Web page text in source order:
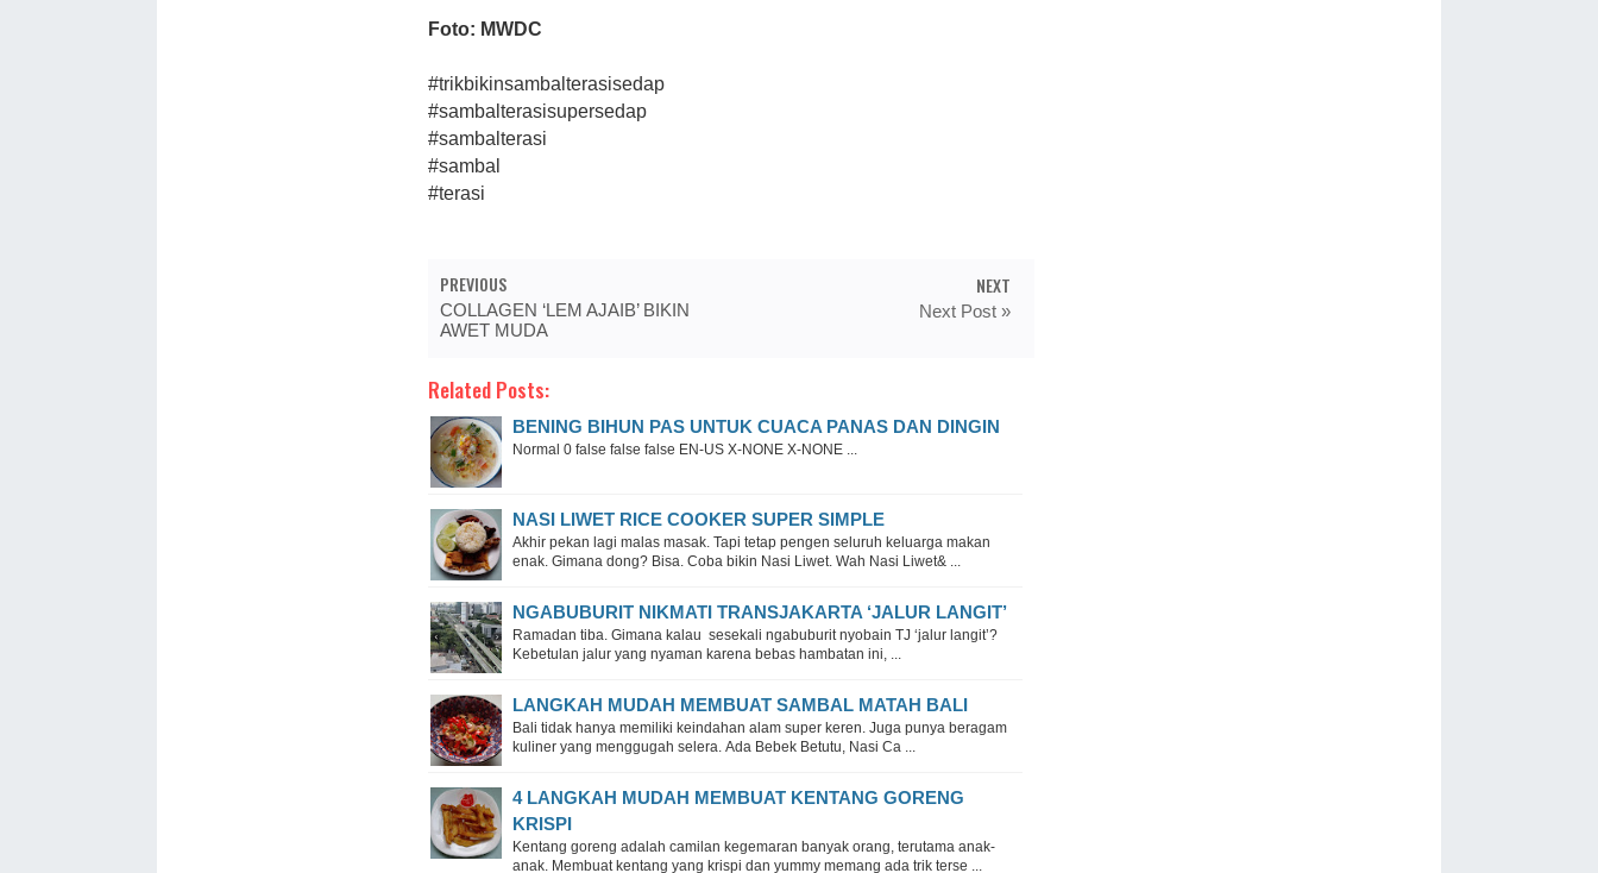
Foto: MWDC
#trikbikinsambalterasisedap
#sambalterasisupersedap
#sambalterasi
#sambal
#terasi
PREVIOUS
COLLAGEN ‘LEM AJAIB’ BIKIN
AWET MUDA
NEXT
Next Post »
Related Posts:
BENING BIHUN PAS UNTUK CUACA PANAS DAN DINGIN
Normal 0 false false false EN-US X-NONE X-NONE ...
NASI LIWET RICE COOKER SUPER SIMPLE
Akhir pekan lagi malas masak. Tapi tetap pengen seluruh keluarga makan
enak. Gimana dong? Bisa. Coba bikin Nasi Liwet. Wah Nasi Liwet& ...
NGABUBURIT NIKMATI TRANSJAKARTA ‘JALUR LANGIT’
Ramadan tiba. Gimana kalau sesekali ngabuburit nyobain TJ ‘jalur langit’?
Kebetulan jalur yang nyaman karena bebas hambatan ini, ...
LANGKAH MUDAH MEMBUAT SAMBAL MATAH BALI
Bali tidak hanya memiliki keindahan alam super keren. Juga punya beragam
kuliner yang menggugah selera. Ada Bebek Betutu, Nasi Ca ...
4 LANGKAH MUDAH MEMBUAT KENTANG GORENG
KRISPI
Kentang goreng adalah camilan kegemaran banyak orang, terutama anak-
anak. Membuat kentang yang krispi dan yummy memang ada trik terse ...